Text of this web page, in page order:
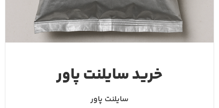
خرید سایلنت پاور
سایلنت پاور